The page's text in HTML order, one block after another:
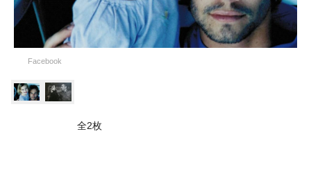
Facebook
全2枚